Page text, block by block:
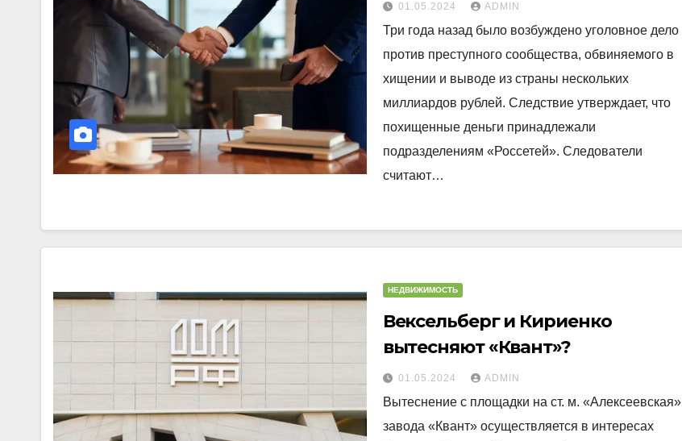
01.05.2024 ADMIN
Три года назад было возбуждено уголовное дело
против преступного сообщества, обвиняемого в
хищении и выводе из страны нескольких
миллиардов рублей. Следствие утверждает, что
похищенные деньги принадлежали
подразделениям «Россетей». Следователи
считают…
НЕДВИЖИМОСТЬ
Вексельберг и Кириенко
вытесняют «Квант»?
01.05.2024 ADMIN
Вытеснение с площадки на ст. м. «Алексеевская»
завода «Квант» осуществляется в интересах